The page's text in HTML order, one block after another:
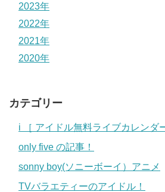
2023年
2022年
2021年
2020年
カテゴリー
i ［ アイドル無料ライブカレンダ
only five の記事！
sonny boy(ソニーボーイ）アニメ
TVバラエティーのアイドル！